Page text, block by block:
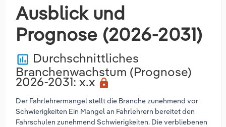
Ausblick und
Prognose (2026-2031)
poll Durchschnittliches
Branchenwachstum (Prognose)
2026-2031: x.x lock
Der Fahrlehrermangel stellt die Branche zunehmend vor
Schwierigkeiten Ein Mangel an Fahrlehrern bereitet den
Fahrschulen zunehmend Schwierigkeiten. Die verbliebenen